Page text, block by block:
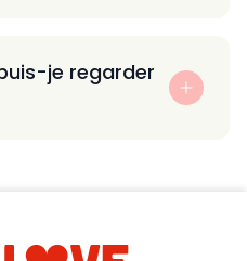
je regarder